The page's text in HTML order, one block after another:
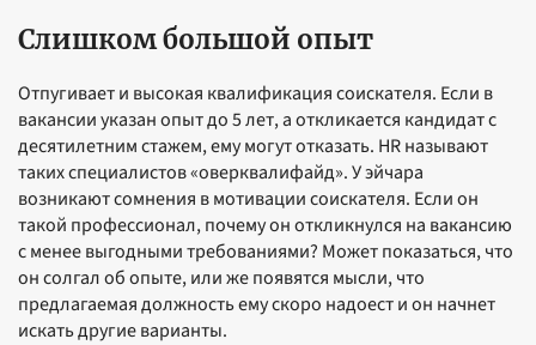
Слишком большой опыт
Отпугивает и высокая квалификация соискателя. Если в
вакансии указан опыт до 5 лет, а откликается кандидат с
десятилетним стажем, ему могут отказать. HR называют
таких специалистов «оверквалифайд». У эйчара
возникают сомнения в мотивации соискателя. Если он
такой профессионал, почему он откликнулся на вакансию
с менее выгодными требованиями? Может показаться, что
он солгал об опыте, или же появятся мысли, что
предлагаемая должность ему скоро надоест и он начнет
искать другие варианты.